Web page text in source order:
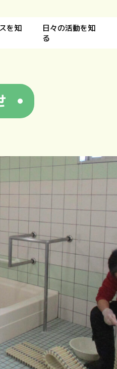
を知
日々の活動を知
る